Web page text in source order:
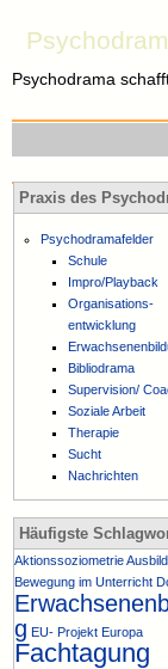
Psychodrama
Praxis des
Psychodramafelder
Schule
Impro/Playback
Organisations-
entwicklung
Bibliodrama
Supervision/
Soziale Arbeit
Therapie
Sucht
Nachrichten
Häufigste
Aktionssoziometrie
Bewegung im Unterricht
g EU- Projekt Europa
Fachtagung